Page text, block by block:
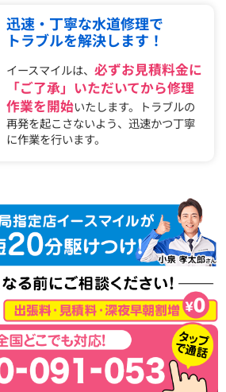
迅速・丁寧な水道修理で
トラブルを解決します！
イースマイルは、必ずお見積料金に
「ご了承」いただいてから修理
作業を開始いたします。トラブルの
再発を起こさないよう、迅速かつ丁寧
に作業を行います。